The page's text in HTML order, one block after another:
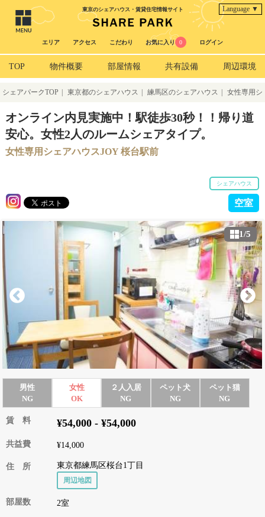
東京のシェアハウス・賃貸住宅情報サイト Language ▼
エリア アクセス こだわり お気に入り 0 ログイン
TOP 物件概要 部屋情報 共有設備 周辺環境
シェアパークTOP 東京都のシェアハウス 練馬区のシェアハウス 女性専用シ
ェアハウスJOY 桜台駅前
オンライン内見実施中！駅徒歩30秒！！帰り道
安心。女性2人のルームシェアタイプ。
女性専用シェアハウスJOY 桜台駅前
シェアハウス
空室
1/5
男性
NG
女性
OK
２人入居
NG
ペット犬
NG
ペット猫
NG
賃 料 ¥54,000 - ¥54,000
共益費 ¥14,000
住 所 東京都練馬区桜台1丁目
周辺地図
部屋数 2室